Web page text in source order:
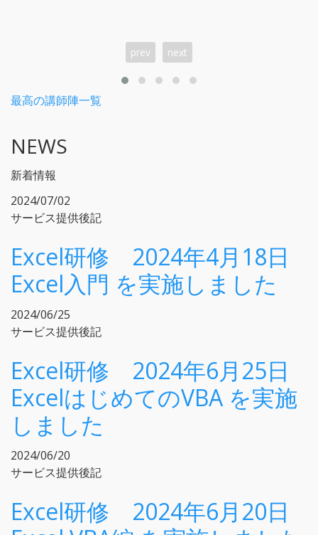
prev next
最高の講師陣一覧
NEWS
新着情報
2024/07/02
サービス提供後記
Excel研修 2024年4月18日
Excel入門 を実施しました
2024/06/25
サービス提供後記
Excel研修 2024年6月25日
ExcelはじめてのVBA を実施
しました
2024/06/20
サービス提供後記
Excel研修 2024年6月20日